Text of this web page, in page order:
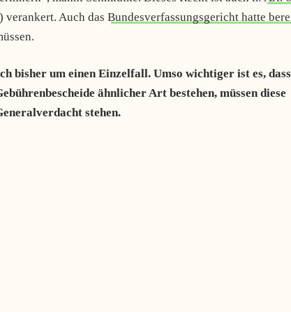
) verankert. Auch das Bundesverfassungsgericht hatte
bisher um einen Einzelfall. Umso wichtiger ist es, dass
ähnlicher Art bestehen, müssen diese
stehen.